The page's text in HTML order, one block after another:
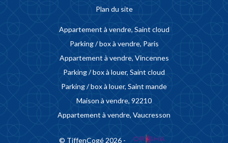
Plan du site
Appartement à vendre, Saint cloud
Parking / box à vendre, Paris
Appartement à vendre, Vincennes
Parking / box à louer, Saint cloud
Parking / box à louer, Saint mande
Maison à vendre, 92210
Appartement à vendre, Vaucresson
© TiffenCogé 2026 -